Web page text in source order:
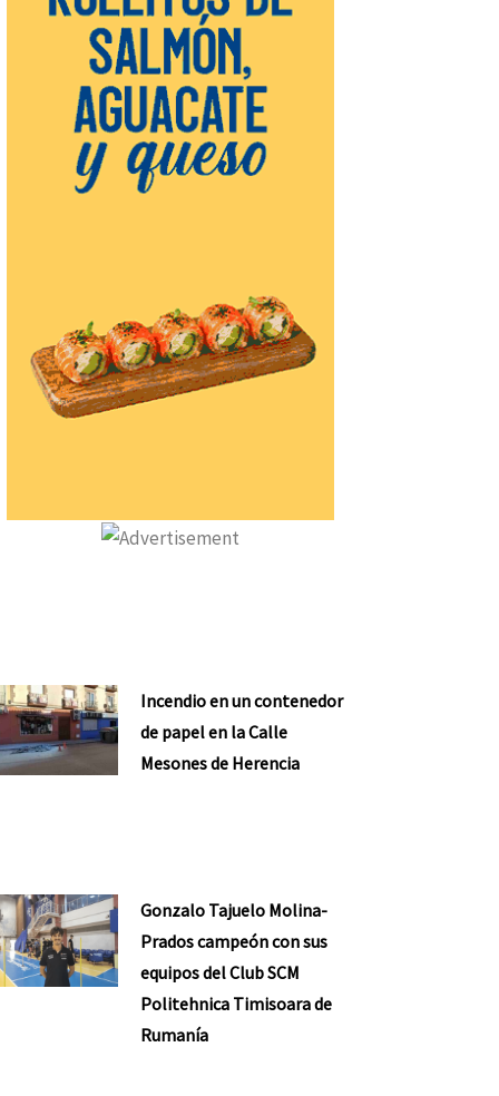
Incendio en un contenedor
de papel en la Calle
Mesones de Herencia
Gonzalo Tajuelo Molina-
Prados campeón con sus
equipos del Club SCM
Politehnica Timisoara de
Rumanía